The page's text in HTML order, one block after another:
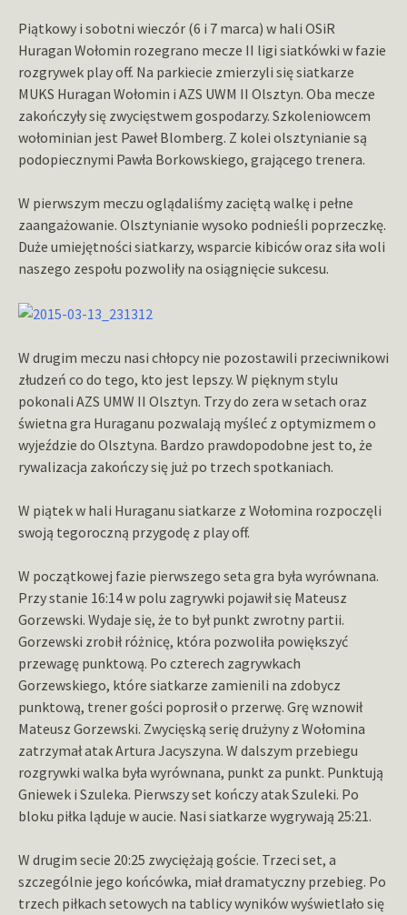
Piątkowy i sobotni wieczór (6 i 7 marca) w hali OSiR
Huragan Wołomin rozegrano mecze II ligi siatkówki w fazie
rozgrywek play off. Na parkiecie zmierzyli się siatkarze
MUKS Huragan Wołomin i AZS UWM II Olsztyn. Oba mecze
zakończyły się zwycięstwem gospodarzy. Szkoleniowcem
wołominian jest Paweł Blomberg. Z kolei olsztynianie są
podopiecznymi Pawła Borkowskiego, grającego trenera.
W pierwszym meczu oglądaliśmy zaciętą walkę i pełne
zaangażowanie. Olsztynianie wysoko podnieśli poprzeczkę.
Duże umiejętności siatkarzy, wsparcie kibiców oraz siła woli
naszego zespołu pozwoliły na osiągnięcie sukcesu.
W drugim meczu nasi chłopcy nie pozostawili przeciwnikowi
złudzeń co do tego, kto jest lepszy. W pięknym stylu
pokonali AZS UMW II Olsztyn. Trzy do zera w setach oraz
świetna gra Huraganu pozwalają myśleć z optymizmem o
wyjeździe do Olsztyna. Bardzo prawdopodobne jest to, że
rywalizacja zakończy się już po trzech spotkaniach.
W piątek w hali Huraganu siatkarze z Wołomina rozpoczęli
swoją tegoroczną przygodę z play off.
W początkowej fazie pierwszego seta gra była wyrównana.
Przy stanie 16:14 w polu zagrywki pojawił się Mateusz
Gorzewski. Wydaje się, że to był punkt zwrotny partii.
Gorzewski zrobił różnicę, która pozwoliła powiększyć
przewagę punktową. Po czterech zagrywkach
Gorzewskiego, które siatkarze zamienili na zdobycz
punktową, trener gości poprosił o przerwę. Grę wznowił
Mateusz Gorzewski. Zwycięską serię drużyny z Wołomina
zatrzymał atak Artura Jacyszyna. W dalszym przebiegu
rozgrywki walka była wyrównana, punkt za punkt. Punktują
Gniewek i Szuleka. Pierwszy set kończy atak Szuleki. Po
bloku piłka ląduje w aucie. Nasi siatkarze wygrywają 25:21.
W drugim secie 20:25 zwyciężają goście. Trzeci set, a
szczególnie jego końcówka, miał dramatyczny przebieg. Po
trzech piłkach setowych na tablicy wyników wyświetlało się